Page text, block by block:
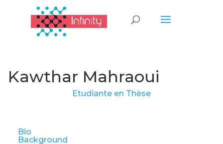
Kawthar Mahraoui
Etudiante en Thèse
Bio
Background